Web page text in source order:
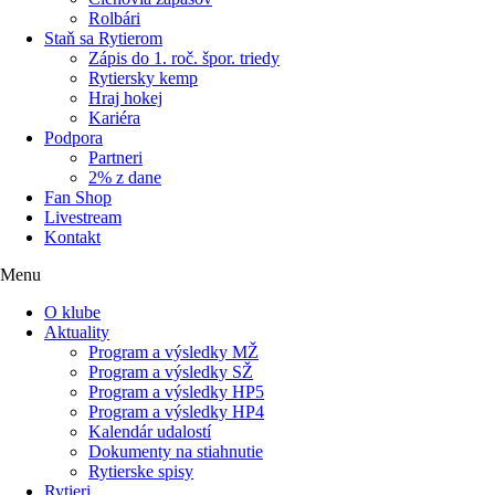
Rolbári
Staň sa Rytierom
Zápis do 1. roč. špor. triedy
Rytiersky kemp
Hraj hokej
Kariéra
Podpora
Partneri
2% z dane
Fan Shop
Livestream
Kontakt
Menu
O klube
Aktuality
Program a výsledky MŽ
Program a výsledky SŽ
Program a výsledky HP5
Program a výsledky HP4
Kalendár udalostí
Dokumenty na stiahnutie
Rytierske spisy
Rytieri